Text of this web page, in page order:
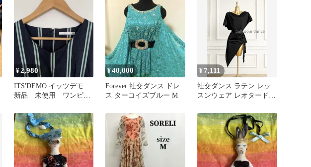
¥2,980
ITS'DEMO イッツデモ
新品 未使用 ワンピー
¥40,000
Forever 社交ダンス ドレ
ス ターコイズブルー M
¥ 7,111
社交ダンス ラテン レッ
スンウェア レオタード
練習着